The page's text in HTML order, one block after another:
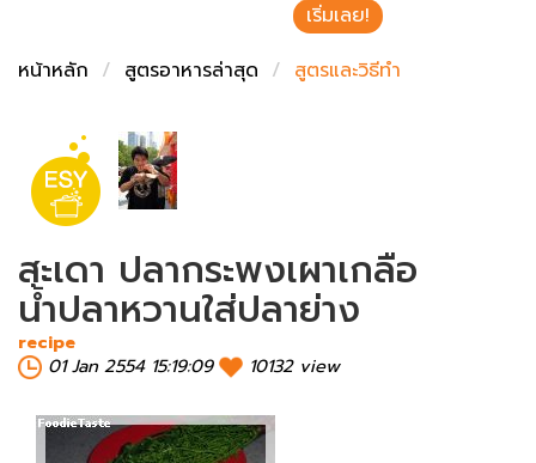
เริ่มเลย!
หน้าหลัก
สูตรอาหารล่าสุด สูตรและวิธีทำ
สะเดา ปลากระพงเผาเกลือ
น้ำปลาหวานใส่ปลาย่าง
recipe
01 Jan 2554 15:19:09
10132 view